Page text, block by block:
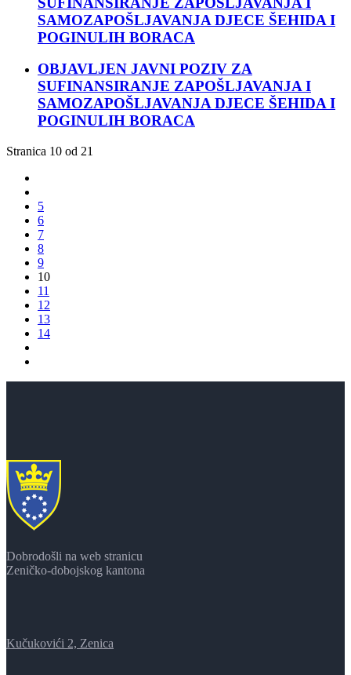
SAMOZAPOŠLJAVANJA DJECE ŠEHIDA I
POGINULIH BORACA
OBJAVLJEN JAVNI POZIV ZA
SUFINANSIRANJE ZAPOŠLJAVANJA I
SAMOZAPOŠLJAVANJA DJECE ŠEHIDA I
POGINULIH BORACA
Stranica 10 od 21
5
6
7
8
9
10
11
12
13
14
Dobrodošli na web stranicu
Zeničko-dobojskog kantona
Kučukovići 2, Zenica